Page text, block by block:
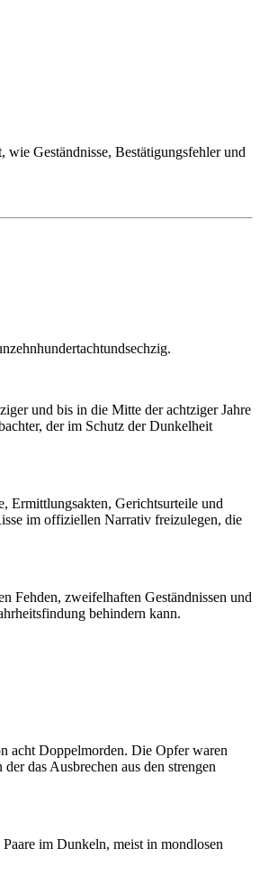
Geständnisse, Bestätigungsfehler und
und bis in die Mitte der achtziger Jahre
der im Schutz der Dunkelheit
Ermittlungsakten, Gerichtsurteile und
im offiziellen Narrativ freizulegen, die
Fehden, zweifelhaften Geständnissen und
behindern kann.
acht Doppelmorden. Die Opfer waren
das Ausbrechen aus den strengen
im Dunkeln, meist in mondlosen